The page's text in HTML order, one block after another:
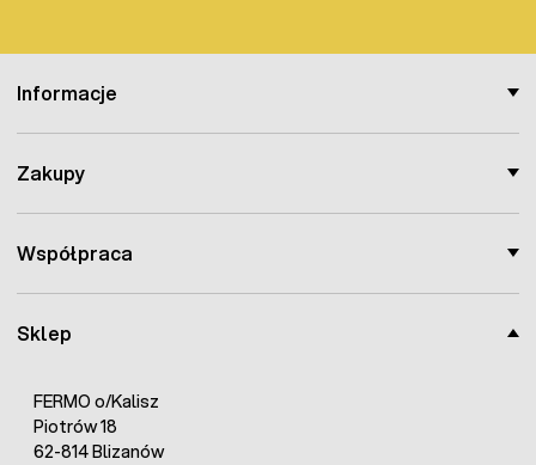
Sklep
FERMO o/Kalisz
Piotrów 18
62-814 Blizanów
Informacje
Zakupy
Współpraca